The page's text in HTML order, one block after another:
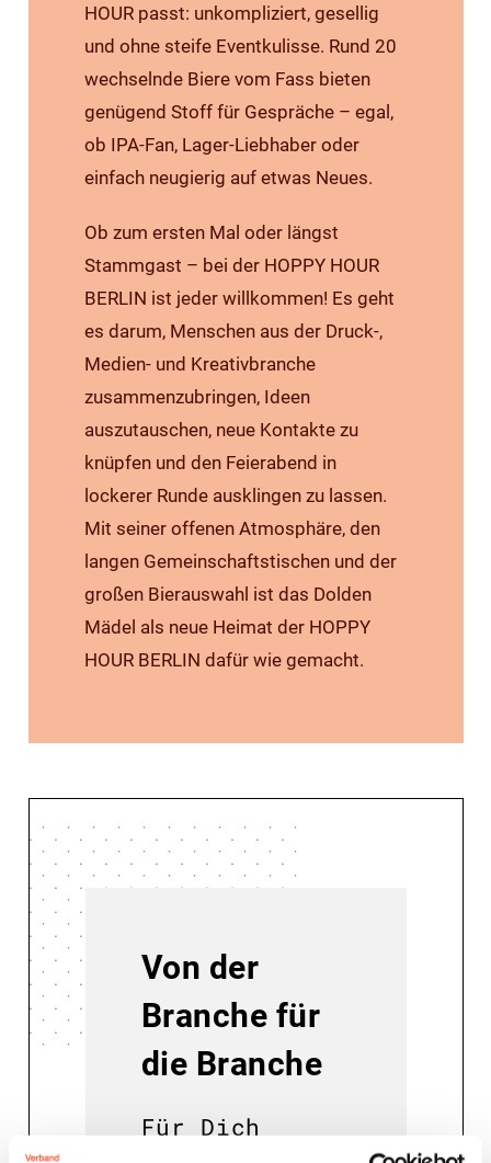
HOUR passt: unkompliziert, gesellig
und ohne steife Eventkulisse. Rund 20
wechselnde Biere vom Fass bieten
genügend Stoff für Gespräche – egal,
ob IPA-Fan, Lager-Liebhaber oder
einfach neugierig auf etwas Neues.
Ob zum ersten Mal oder längst
Stammgast – bei der HOPPY HOUR
BERLIN ist jeder willkommen! Es geht
es darum, Menschen aus der Druck-,
Medien- und Kreativbranche
zusammenzubringen, Ideen
auszutauschen, neue Kontakte zu
knüpfen und den Feierabend in
lockerer Runde ausklingen zu lassen.
Mit seiner offenen Atmosphäre, den
langen Gemeinschaftstischen und der
großen Bierauswahl ist das Dolden
Mädel als neue Heimat der HOPPY
HOUR BERLIN dafür wie gemacht.
Von der
Branche für
die Branche
Für Dich